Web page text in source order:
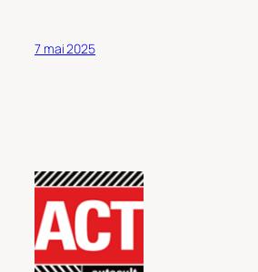
7 mai 2025